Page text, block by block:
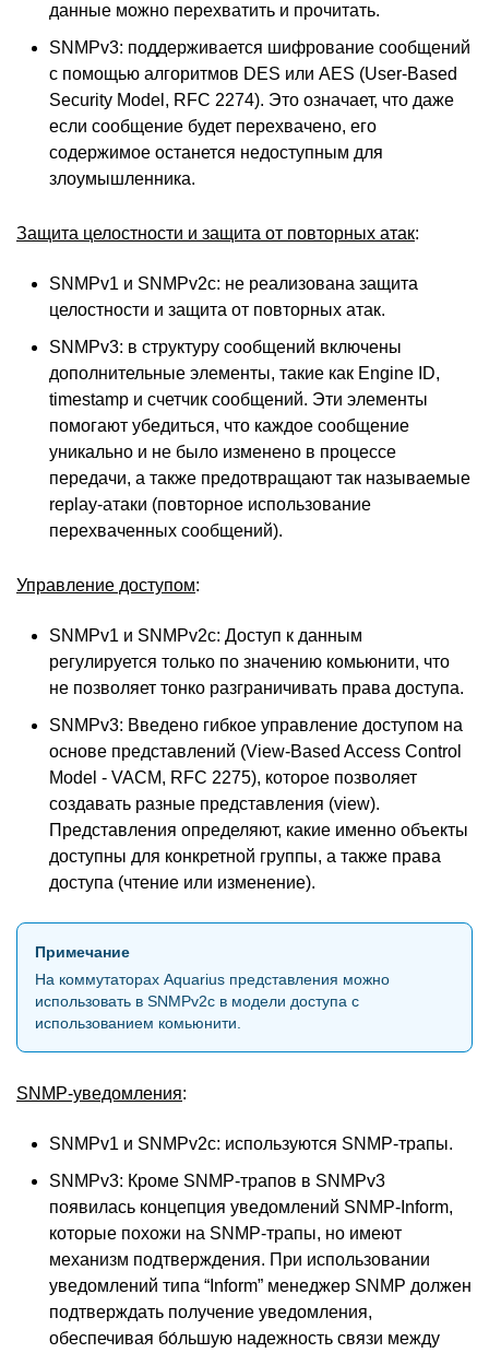
данные можно перехватить и прочитать.
SNMPv3: поддерживается шифрование сообщений
с помощью алгоритмов DES или AES (User-Based
Security Model, RFC 2274). Это означает, что даже
если сообщение будет перехвачено, его
содержимое останется недоступным для
злоумышленника.
Защита целостности и защита от повторных атак:
SNMPv1 и SNMPv2c: не реализована защита
целостности и защита от повторных атак.
SNMPv3: в структуру сообщений включены
дополнительные элементы, такие как Engine ID,
timestamp и счетчик сообщений. Эти элементы
помогают убедиться, что каждое сообщение
уникально и не было изменено в процессе
передачи, а также предотвращают так называемые
replay-атаки (повторное использование
перехваченных сообщений).
Управление доступом:
SNMPv1 и SNMPv2c: Доступ к данным
регулируется только по значению комьюнити, что
не позволяет тонко разграничивать права доступа.
SNMPv3: Введено гибкое управление доступом на
основе представлений (View-Based Access Control
Model - VACM, RFC 2275), которое позволяет
создавать разные представления (view).
Представления определяют, какие именно объекты
доступны для конкретной группы, а также права
доступа (чтение или изменение).
Примечание
На коммутаторах Aquarius представления можно
использовать в SNMPv2с в модели доступа с
использованием комьюнити.
SNMP-уведомления:
SNMPv1 и SNMPv2c: используются SNMP-трапы.
SNMPv3: Кроме SNMP-трапов в SNMPv3
появилась концепция уведомлений SNMP-Inform,
которые похожи на SNMP-трапы, но имеют
механизм подтверждения. При использовании
уведомлений типа “Inform” менеджер SNMP должен
подтверждать получение уведомления,
обеспечивая бо́льшую надежность связи между